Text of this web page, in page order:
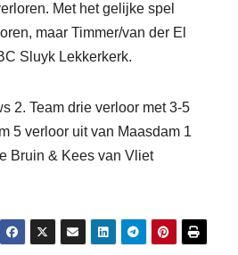
Met het gelijke spel
maar Timmer/van der El
Sluyk Lekkerkerk.
2. Team drie verloor met 3-5
5 verloor uit van Maasdam 1
Bruin & Kees van Vliet